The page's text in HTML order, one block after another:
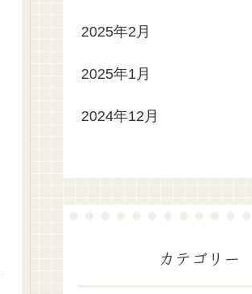
2025年2月
2025年1月
2024年12月
カテゴリー